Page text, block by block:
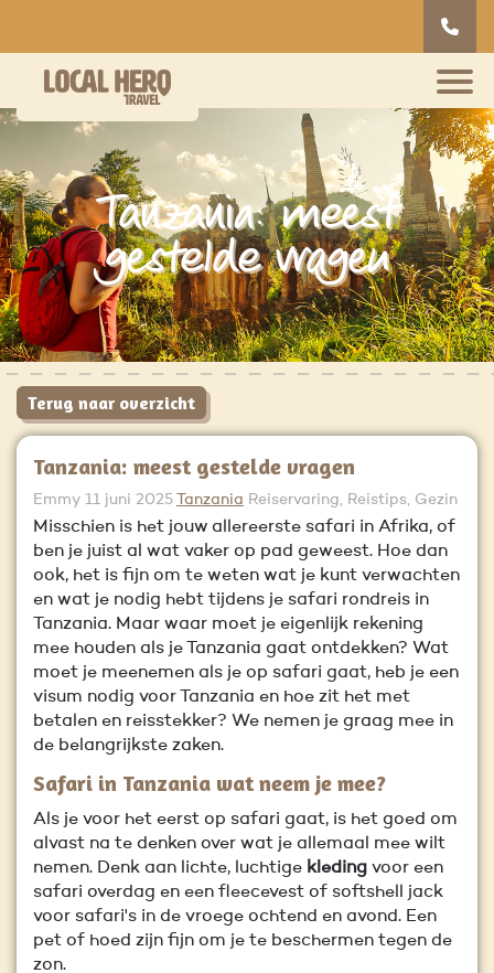
Tanzania: meest
gestelde vragen
Tanzania: meest gestelde vragen
Emmy 11 juni 2025 Tanzania Reiservaring, Reistips, Gezin
Misschien is het jouw allereerste safari in Afrika, of
ben je juist al wat vaker op pad geweest. Hoe dan
ook, het is fijn om te weten wat je kunt verwachten
en wat je nodig hebt tijdens je safari rondreis in
Tanzania. Maar waar moet je eigenlijk rekening
mee houden als je Tanzania gaat ontdekken? Wat
moet je meenemen als je op safari gaat, heb je een
visum nodig voor Tanzania en hoe zit het met
betalen en reisstekker? We nemen je graag mee in
de belangrijkste zaken.
Safari in Tanzania wat neem je mee?
Als je voor het eerst op safari gaat, is het goed om
alvast na te denken over wat je allemaal mee wilt
nemen. Denk aan lichte, luchtige kleding voor een
safari overdag en een fleecevest of softshell jack
voor safari's in de vroege ochtend en avond. Een
pet of hoed zijn fijn om je te beschermen tegen de
zon.
Terug naar overzicht